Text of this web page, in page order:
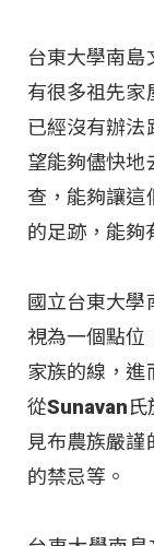
台東大學南島
有很多祖先家
已經沒有辦法
望能夠儘快地
查，能夠讓這
的足跡，能夠
國立台東大學
視為一個點位
家族的線，進
從Sunavan氏
見布農族嚴
的禁忌等。